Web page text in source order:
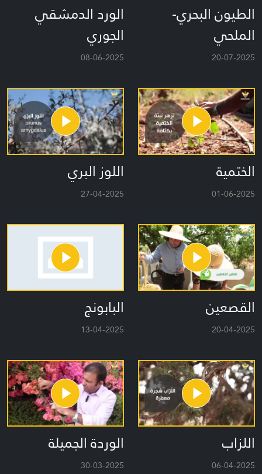
الطيون البحري-
الملحي
20-07-2025
الورد الدمشقي
الجوري
08-06-2025
الختمية
01-06-2025
اللوز البري
27-04-2025
القصعين
20-04-2025
البابونج
13-04-2025
اللزاب
06-04-2025
الوردة الجميلة
30-03-2025